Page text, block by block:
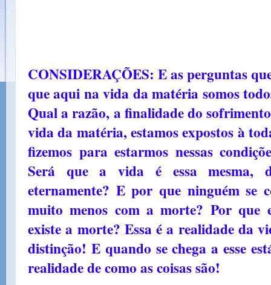
CONSIDERAÇÕES: E as perguntas
que aqui na vida da matéria somos
Qual a razão, a finalidade do
vida da matéria, estamos expostos à
fizemos para estarmos nessas
Será que a vida é essa mesma,
eternamente? E por que ninguém se
muito menos com a morte? Por que
existe a morte? Essa é a realidade da
distinção! E quando se chega a esse
realidade de como as coisas são!